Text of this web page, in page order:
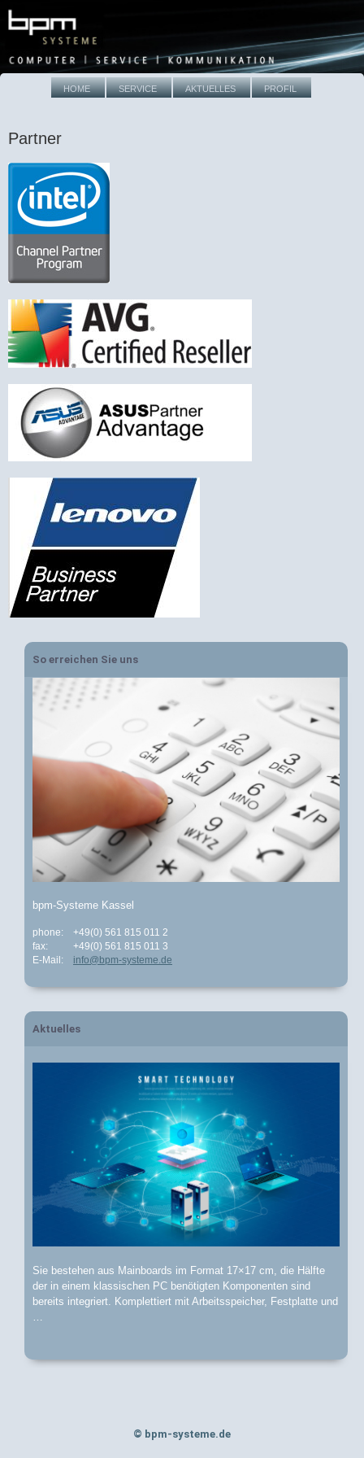
HOME SERVICE AKTUELLES PROFIL
Partner
So erreichen Sie uns
bpm-Systeme Kassel
phone:
+49(0) 561 815 011 2
fax:
+49(0) 561 815 011 3
E-Mail:
info@bpm-systeme.de
Aktuelles
Sie bestehen aus Mainboards im Format 17×17 cm, die Hälfte
der in einem klassischen PC benötigten Komponenten sind
bereits integriert. Komplettiert mit Arbeitsspeicher, Festplatte und
© bpm-systeme.de